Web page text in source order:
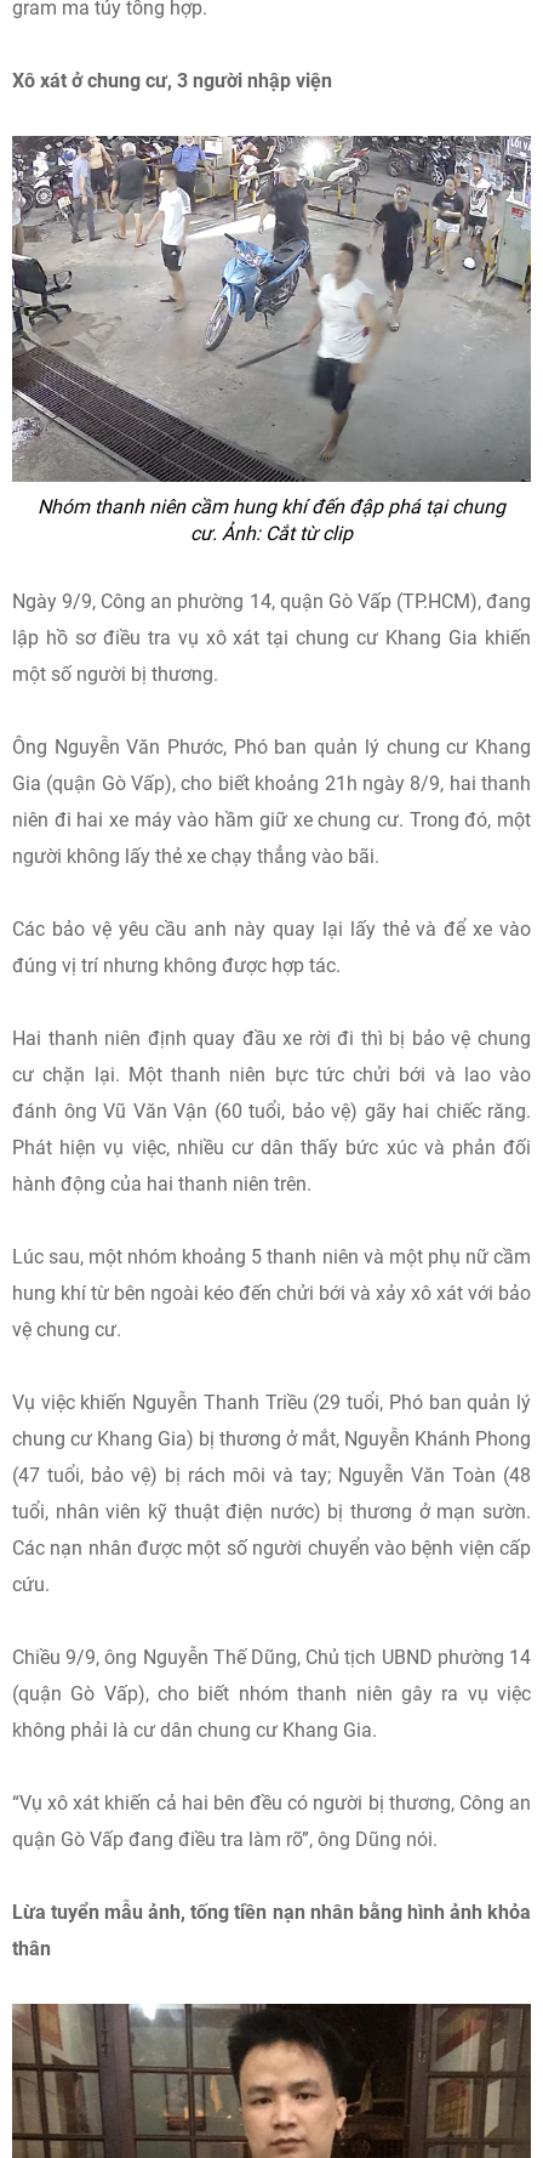
gram ma túy tổng hợp.
Xô xát ở chung cư, 3 người nhập viện
Nhóm thanh niên cầm hung khí đến đập phá tại chung
cư. Ảnh: Cắt từ clip
Ngày 9/9, Công an phường 14, quận Gò Vấp (TP.HCM), đang
lập hồ sơ điều tra vụ xô xát tại chung cư Khang Gia khiến
một số người bị thương.
Ông Nguyễn Văn Phước, Phó ban quản lý chung cư Khang
Gia (quận Gò Vấp), cho biết khoảng 21h ngày 8/9, hai thanh
niên đi hai xe máy vào hầm giữ xe chung cư. Trong đó, một
người không lấy thẻ xe chạy thẳng vào bãi.
Các bảo vệ yêu cầu anh này quay lại lấy thẻ và để xe vào
đúng vị trí nhưng không được hợp tác.
Hai thanh niên định quay đầu xe rời đi thì bị bảo vệ chung
cư chặn lại. Một thanh niên bực tức chửi bới và lao vào
đánh ông Vũ Văn Vận (60 tuổi, bảo vệ) gãy hai chiếc răng.
Phát hiện vụ việc, nhiều cư dân thấy bức xúc và phản đối
hành động của hai thanh niên trên.
Lúc sau, một nhóm khoảng 5 thanh niên và một phụ nữ cầm
hung khí từ bên ngoài kéo đến chửi bới và xảy xô xát với bảo
vệ chung cư.
Vụ việc khiến Nguyễn Thanh Triều (29 tuổi, Phó ban quản lý
chung cư Khang Gia) bị thương ở mắt, Nguyễn Khánh Phong
(47 tuổi, bảo vệ) bị rách môi và tay; Nguyễn Văn Toàn (48
tuổi, nhân viên kỹ thuật điện nước) bị thương ở mạn sườn.
Các nạn nhân được một số người chuyển vào bệnh viện cấp
cứu.
Chiều 9/9, ông Nguyễn Thế Dũng, Chủ tịch UBND phường 14
(quận Gò Vấp), cho biết nhóm thanh niên gây ra vụ việc
không phải là cư dân chung cư Khang Gia.
“Vụ xô xát khiến cả hai bên đều có người bị thương, Công an
quận Gò Vấp đang điều tra làm rõ”, ông Dũng nói.
Lừa tuyển mẫu ảnh, tống tiền nạn nhân bằng hình ảnh khỏa
thân